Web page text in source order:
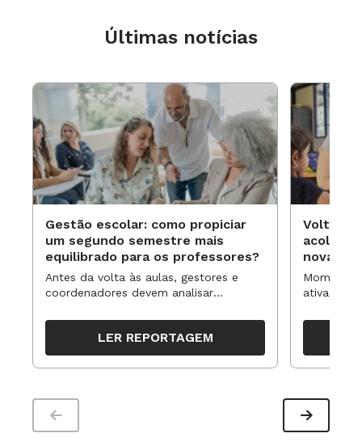
Últimas notícias
Gestão escolar: como propiciar
um segundo semestre mais
equilibrado para os professores?
Antes da volta às aulas, gestores e
coordenadores devem analisar
organizar ações para orientar o
trabalho pedagógico ao longo do
período
LER REPORTAGEM
Volta às
novas
ativa
propostas